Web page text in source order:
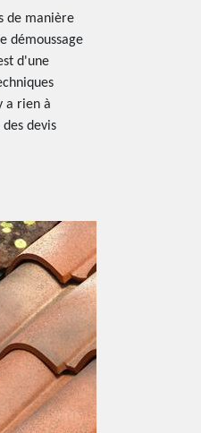
de manière
démoussage
d'une
a rien à
devis